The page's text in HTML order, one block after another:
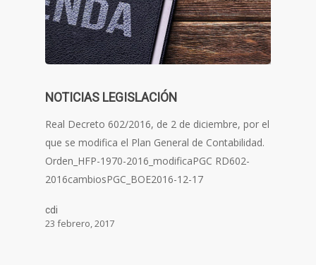
NOTICIAS LEGISLACIÓN
Real Decreto 602/2016, de 2 de diciembre, por el
que se modifica el Plan General de Contabilidad.
Orden_HFP-1970-2016_modificaPGC RD602-
2016cambiosPGC_BOE2016-12-17
cdi
23 febrero, 2017